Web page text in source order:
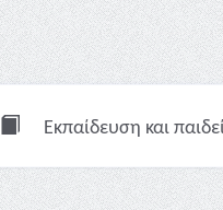
Εκπαίδευση και